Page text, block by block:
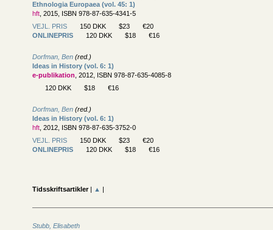
Ethnologia Europaea (vol. 45: 1)
hft , 2015, ISBN 978-87-635-4341-5
VEJL. PRIS
150 DKK $23
€20
ONLINEPRIS
120 DKK $18 €16
Dorfman, Ben (red.)
Ideas in History (vol. 6: 1)
e-publikation , 2012, ISBN 978-87-635-4085-8
120 DKK
$18 €16
Dorfman, Ben (red.)
Ideas in History (vol. 6: 1)
hft , 2012, ISBN 978-87-635-3752-0
VEJL. PRIS
150 DKK $23
€20
ONLINEPRIS
120 DKK $18 €16
Tidsskriftsartikler| ▲ |
Stubb, Elisabeth